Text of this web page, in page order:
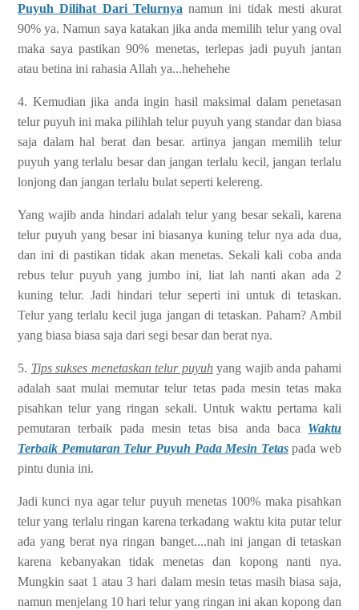
Puyuh Dilihat Dari Telurnya namun ini tidak mesti akurat
90% ya. Namun saya katakan jika anda memilih telur yang oval
maka saya pastikan 90% menetas, terlepas jadi puyuh jantan
atau betina ini rahasia Allah ya...hehehehe
4. Kemudian jika anda ingin hasil maksimal dalam penetasan
telur puyuh ini maka pilihlah telur puyuh yang standar dan biasa
saja dalam hal berat dan besar. artinya jangan memilih telur
puyuh yang terlalu besar dan jangan terlalu kecil, jangan terlalu
lonjong dan jangan terlalu bulat seperti kelereng.
Yang wajib anda hindari adalah telur yang besar sekali, karena
telur puyuh yang besar ini biasanya kuning telur nya ada dua,
dan ini di pastikan tidak akan menetas. Sekali kali coba anda
rebus telur puyuh yang jumbo ini, liat lah nanti akan ada 2
kuning telur. Jadi hindari telur seperti ini untuk di tetaskan.
Telur yang terlalu kecil juga jangan di tetaskan. Paham? Ambil
yang biasa biasa saja dari segi besar dan berat nya.
5. Tips sukses menetaskan telur puyuhyang wajib anda pahami
adalah saat mulai memutar telur tetas pada mesin tetas maka
pisahkan telur yang ringan sekali. Untuk waktu pertama kali
pemutaran terbaik pada mesin tetas bisa anda baca Waktu
Terbaik Pemutaran Telur Puyuh Pada Mesin Tetaspada web
pintu dunia ini.
Jadi kunci nya agar telur puyuh menetas 100% maka pisahkan
telur yang terlalu ringan karena terkadang waktu kita putar telur
ada yang berat nya ringan banget....nah ini jangan di tetaskan
karena kebanyakan tidak menetas dan kopong nanti nya.
Mungkin saat 1 atau 3 hari dalam mesin tetas masih biasa saja,
namun menjelang 10 hari telur yang ringan ini akan kopong dan